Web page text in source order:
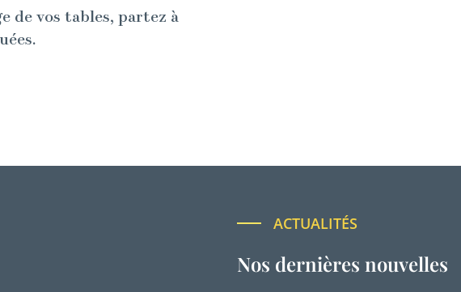
de vos tables, partez à
ACTUALITÉS
Nos dernières nouvelles